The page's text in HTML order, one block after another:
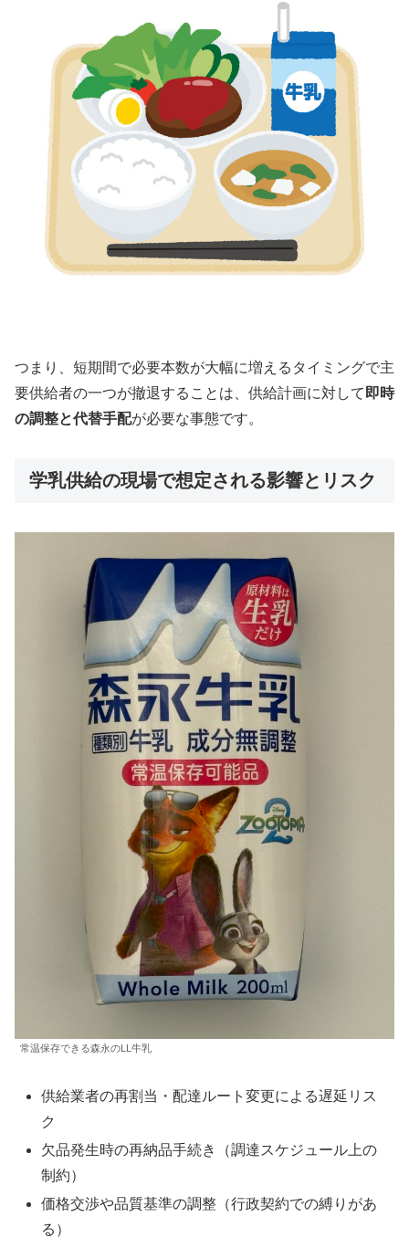
つまり、短期間で必要本数が大幅に増えるタイミングで主
要供給者の一つが撤退することは、供給計画に対して 即時
の調整と代替手配が必要な事態です。
学乳供給の現場で想定される影響とリスク
常温保存できる森永のLL牛乳
供給業者の再割当・配達ルート変更による遅延リス
ク
欠品発生時の再納品手続き（調達スケジュール上の
制約）
価格交渉や品質基準の調整（行政契約での縛りがあ
る）